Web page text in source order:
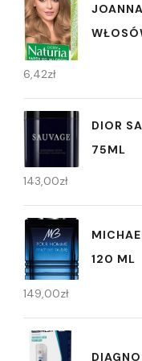
6,42zł
DIOR
75ML
143,00zł
120 ML
149,00zł